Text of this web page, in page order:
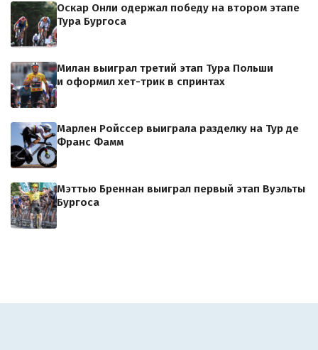
Оскар Онли одержал победу на втором этапе
Тура Бургоса
Милан выиграл третий этап Тура Польши
и оформил хет-трик в спринтах
Марлен Ройссер выиграла разделку на Тур де
Франс Фамм
Мэттью Бреннан выиграл первый этап Вуэльты
Бургоса